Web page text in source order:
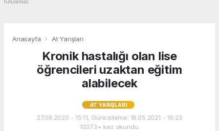
tutulamaz.
Anasayfa At Yarışları
Kronik hastalığı olan lise
öğrencileri uzaktan eğitim
alabilecek
AT YARIŞLARI
27.08.2020 - 15:11, Güncelleme: 18.05.2021 - 16:23
10373+ kez okundu.